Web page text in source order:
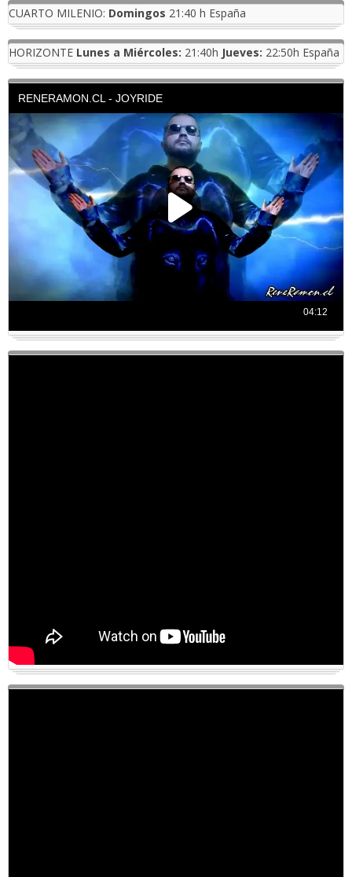
CUARTO MILENIO: Domingos 21:40 h España
HORIZONTE Lunes a Miércoles: 21:40h Jueves: 22:50h España